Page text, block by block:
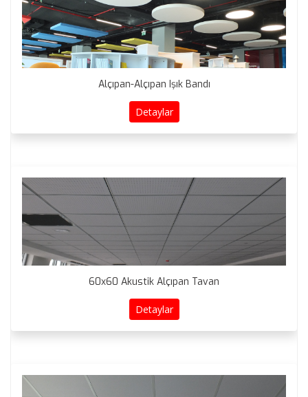
Alçıpan-Alçıpan Işık Bandı
Detaylar
60x60 Akustik Alçıpan Tavan
Detaylar